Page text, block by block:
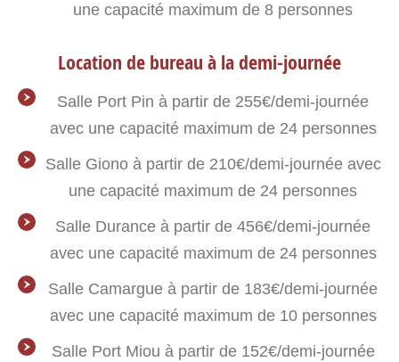
une capacité maximum de 8 personnes
Location de bureau à la demi-journée
Salle Port Pin à partir de 255€/demi-journée
avec une capacité maximum de 24 personnes
Salle Giono à partir de 210€/demi-journée avec
une capacité maximum de 24 personnes
Salle Durance à partir de 456€/demi-journée
avec une capacité maximum de 24 personnes
Salle Camargue à partir de 183€/demi-journée
avec une capacité maximum de 10 personnes
Salle Port Miou à partir de 152€/demi-journée